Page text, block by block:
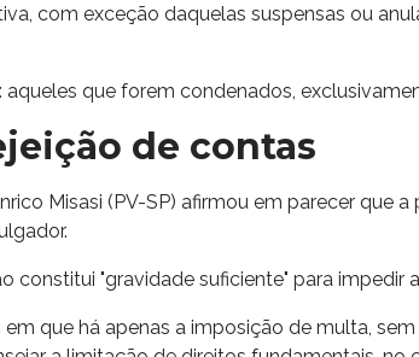
com exceção daquelas suspensas ou
que forem condenados,
de contas
Misasi (PV-SP) afirmou em parecer que
constitui "gravidade suficiente" para impedir
que há apenas a imposição de multa, sem